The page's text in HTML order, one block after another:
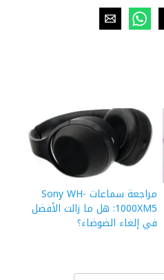
مراجعة سماعات Sony WH-
1000XM5: هل ما زالت الأفضل
في إلغاء الضوضاء؟